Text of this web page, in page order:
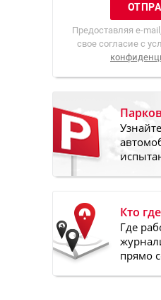
Предоставляя e-
свое согласие с
Кто
Где
прямо